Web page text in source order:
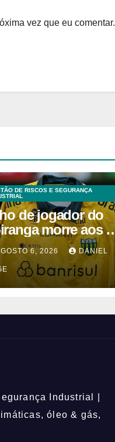
vez que eu comentar.
DE RISCOS E SEGURANÇA
de jogador do
morre aos 2
após acidente
6, 2026 DANIEL
Industrial |
óleo & gás,